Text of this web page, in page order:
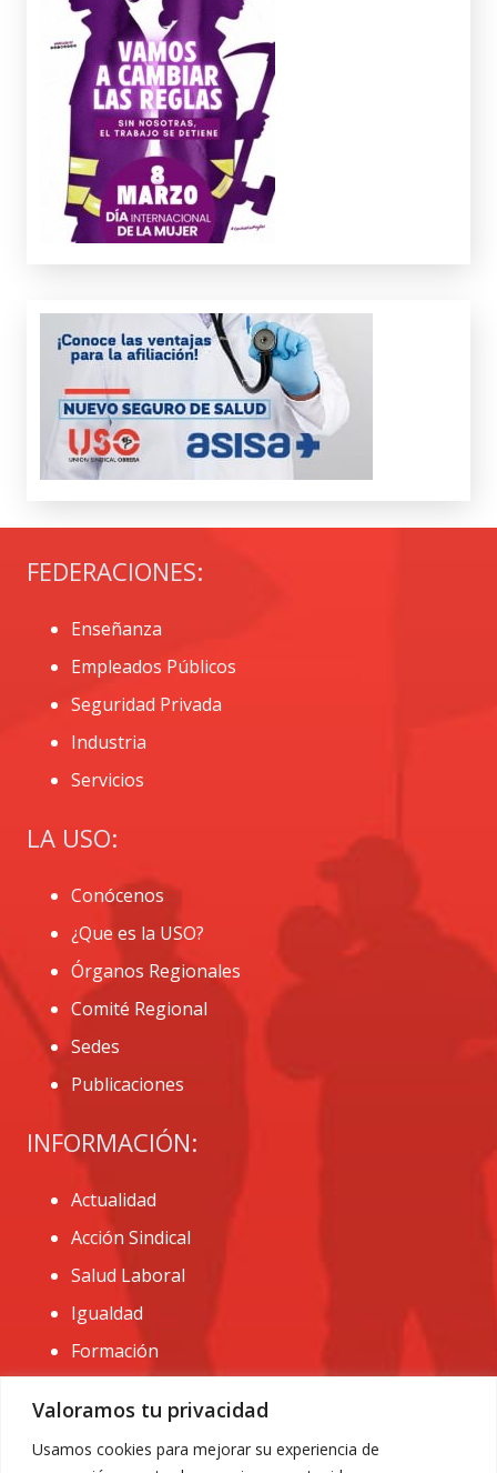
Valoramos tu privacidad
Usamos cookies para mejorar su experiencia de
FEDERACIONES:
Enseñanza
Empleados Públicos
Seguridad Privada
Industria
Servicios
LA USO:
Conócenos
¿Que es la USO?
Órganos Regionales
Comité Regional
Sedes
Publicaciones
INFORMACIÓN:
Actualidad
Acción Sindical
Salud Laboral
Igualdad
Formación
CONTACTO:
administracion@usomurcia.org